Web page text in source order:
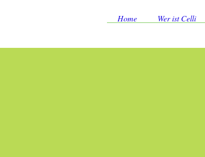
Home Wer ist Celli